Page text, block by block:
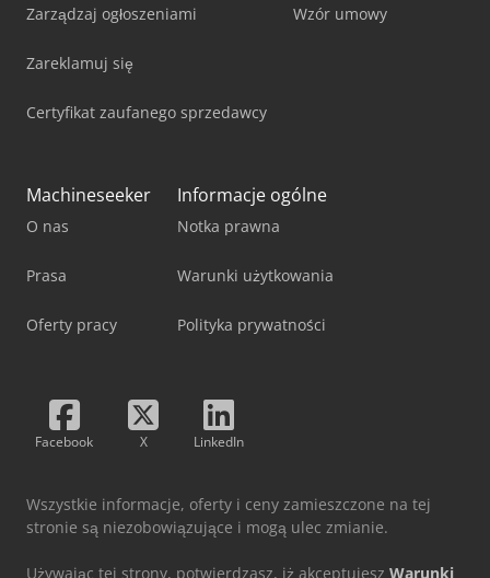
Zarządzaj ogłoszeniami
Zareklamuj się
Certyfikat zaufanego sprzedawcy
Wzór umowy
Machineseeker
O nas
Prasa
Oferty pracy
Informacje ogólne
Notka prawna
Warunki użytkowania
Polityka prywatności
Facebook X LinkedIn
Wszystkie informacje, oferty i ceny zamieszczone na tej
stronie są niezobowiązujące i mogą ulec zmianie.
Używając tej strony, potwierdzasz, iż akceptujesz Warunki